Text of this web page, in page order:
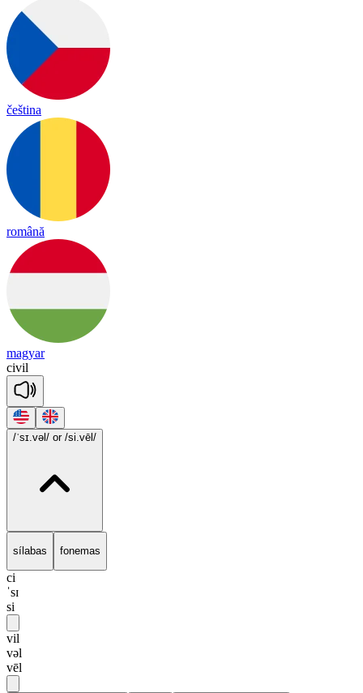
čeština
română
magyar
civil
/ˈsɪ.vəl/ or /si.vēl/
sílabas fonemas
ci
ˈsɪ
si
vil
vəl
vēl